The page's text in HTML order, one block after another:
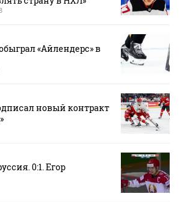
«Айлендерс» в
новый контракт
0:1. Егор